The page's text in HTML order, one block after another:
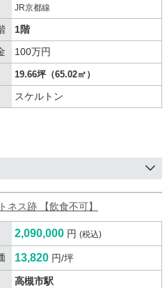
JR京都線
1階
100万円
19.66坪（65.02㎡）
スケルトン
ネス跡 【飲食不可】
2,090,000 円 (税込)
13,820 円/坪
高槻市駅